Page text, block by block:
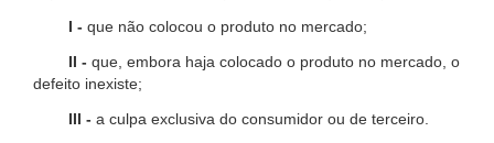
I - que não colocou o produto no mercado;
II - que, embora haja colocado o produto no mercado, o
defeito inexiste;
III - a culpa exclusiva do consumidor ou de terceiro.